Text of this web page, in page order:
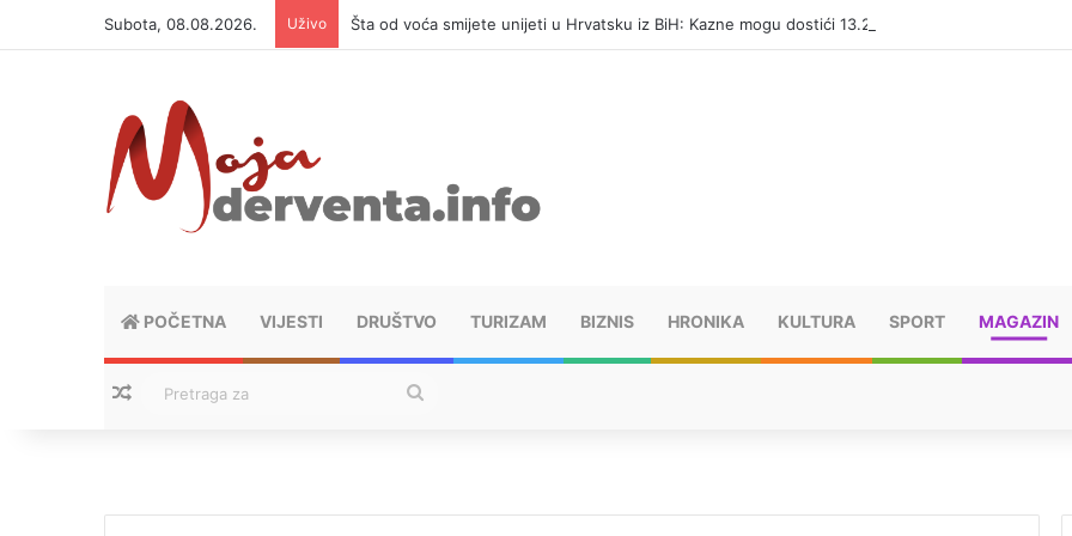
Subota, 08.08.2026. Uživo Šta od voća smijete unijeti u Hrvatsku iz BiH: Kazne mogu dostići 13.260 evra
POČETNA VIJESTI DRUŠTVO TURIZAM BIZNIS HRONIKA KULTURA SPORT MAGAZIN
Nasumični tekstovi